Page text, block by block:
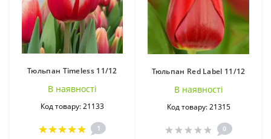
Іфейон (5) Каладіум (31)
Тюльпан Timeless 11/12
В наявностi
Код товару: 21133
1
Тюльпан Red Label 11/12
В наявностi
Код товару: 21315
0